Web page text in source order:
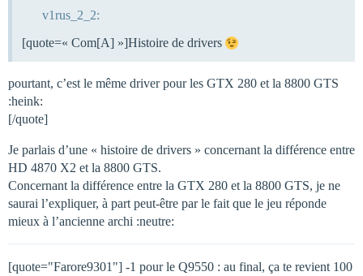
v1rus_2_2:
[quote=« Com[A] »]Histoire de drivers
pourtant, c’est le même driver pour les GTX 280 et la 8800 GTS
:heink:
[/quote]
Je parlais d’une « histoire de drivers » concernant la différence entre
HD 4870 X2 et la 8800 GTS.
Concernant la différence entre la GTX 280 et la 8800 GTS, je ne
saurai l’expliquer, à part peut-être par le fait que le jeu réponde
mieux à l’ancienne archi :neutre:
[quote="Farore9301"] -1 pour le Q9550 : au final, ça te revient 100